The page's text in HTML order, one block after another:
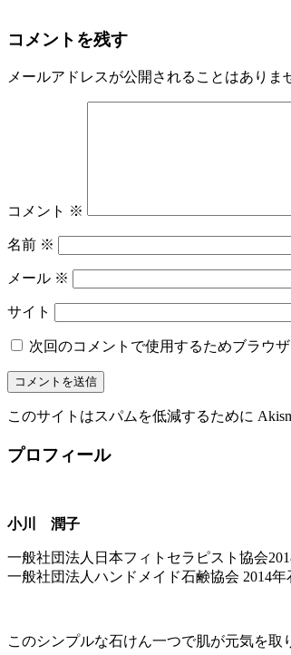
コメントを残す
メールアドレスが公開されることはありま
コメント ※
名前 ※
メール ※
サイト
次回のコメントで使用するためブラウ
このサイトはスパムを低減するために
プロフィール
小川 潤子
一般社団法人日本フィトセラピスト協会
一般社団法人ハンドメイド石鹸協会 2014
このシンプルな石けん一つで肌が元気を